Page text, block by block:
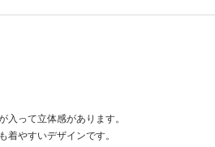
って立体感があります。
やすいデザインです。